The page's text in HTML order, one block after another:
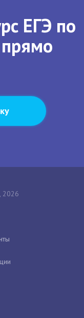
ЕГЭ по
2026